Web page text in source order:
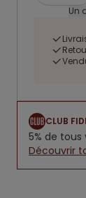
Un
CLUB
5% de
Découvrir